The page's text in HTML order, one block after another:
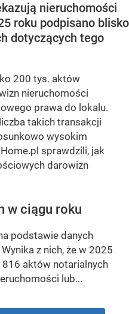
nieruchomości
roku podpisano blisko
dotyczących tego
200 tys. aktów
nieruchomości
prawa do lokalu.
takich transakcji
wysokim
sprawdzili, jak
darowizn
w ciągu roku
podstawie danych
z nich, że w 2025
aktów notarialnych
lub...